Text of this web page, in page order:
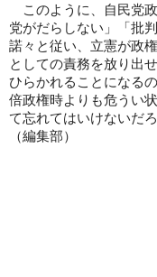
このように、自民党
党がだらしない」「批
諾々と従い、立憲が政
としての責務を放り出
ひらかれることになる
倍政権時よりも危うい
て忘れてはいけないだろ
（編集部）